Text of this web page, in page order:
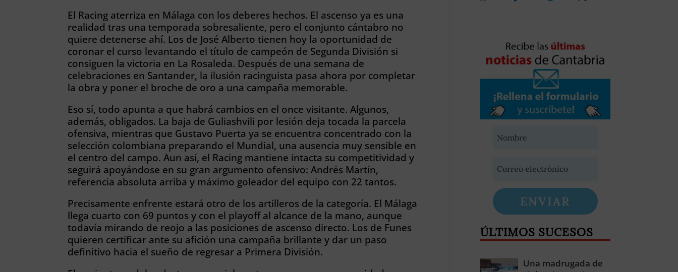
El Racing aterriza en Málaga con los deberes hechos. El ascenso ya es una
realidad tras una temporada sobresaliente, pero el conjunto cántabro no
quiere detenerse ahí. Los de José Alberto tienen hoy la oportunidad de
coronar el curso levantando el título de campeón de Segunda División si
consiguen la victoria en La Rosaleda. Después de una semana de
celebraciones en Santander, la ilusión racinguista pasa ahora por completar
la obra y poner el broche de oro a una campaña memorable.
Eso sí, todo apunta a que habrá cambios en el once visitante. Algunos,
además, obligados. La baja de Guliashvili por lesión deja tocada la parcela
ofensiva, mientras que Gustavo Puerta ya se encuentra concentrado con la
selección colombiana preparando el Mundial, una ausencia muy sensible en
el centro del campo. Aun así, el Racing mantiene intacta su competitividad y
seguirá apoyándose en su gran argumento ofensivo: Andrés Martín,
referencia absoluta arriba y máximo goleador del equipo con 22 tantos.
Precisamente enfrente estará otro de los artilleros de la categoría. El Málaga
llega cuarto con 69 puntos y con el playoff al alcance de la mano, aunque
todavía mirando de reojo a las posiciones de ascenso directo. Los de Funes
quieren certificar ante su afición una campaña brillante y dar un paso
definitivo hacia el sueño de regresar a Primera División.
ENVIAR
ÚLTIMOS SUCESOS
Una madrugada de